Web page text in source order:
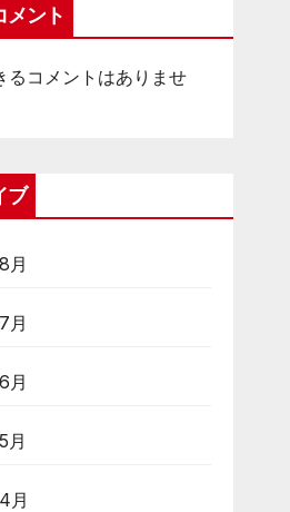
メント
るコメントはありませ
ブ
月
月
月
月
月